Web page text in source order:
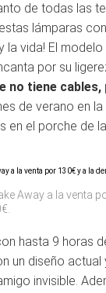
de todas las
lámparas
la vida! El
por su
no tiene cables,
de verano en
en el porche de
Away a la venta
hasta 9 horas
un diseño
invisible.